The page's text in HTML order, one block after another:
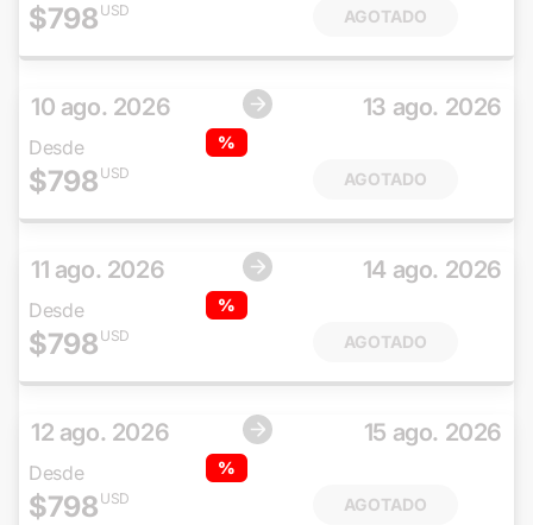
$798 USD AGOTADO
10 ago. 2026 13 ago. 2026
Desde %
$798 USD AGOTADO
11 ago. 2026 14 ago. 2026
Desde %
$798 USD AGOTADO
12 ago. 2026 15 ago. 2026
Desde %
$798 USD AGOTADO